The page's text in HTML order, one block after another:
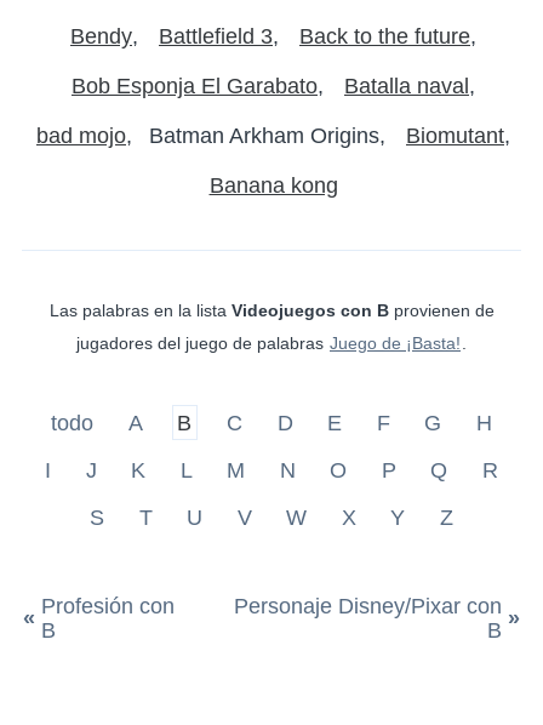
Bendy Battlefield 3 Back to the future
Bob Esponja El Garabato Batalla naval
bad mojo Batman Arkham Origins Biomutant
Banana kong
Las palabras en la lista Videojuegos con Bprovienen de
jugadores del juego de palabras Juego de ¡Basta!
todo A B C D E F G
H
I
J K L M N O P Q
R
S
T U V W X Y Z
« Profesión con
B
Personaje Disney/Pixar con
B »